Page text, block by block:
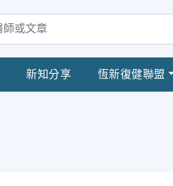
新知分享 恆新復健聯盟